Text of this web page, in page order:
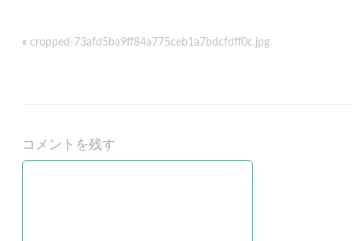
« cropped-73afd5ba9ff84a775ceb1a7bdcfdff0c.jpg
コメントを残す